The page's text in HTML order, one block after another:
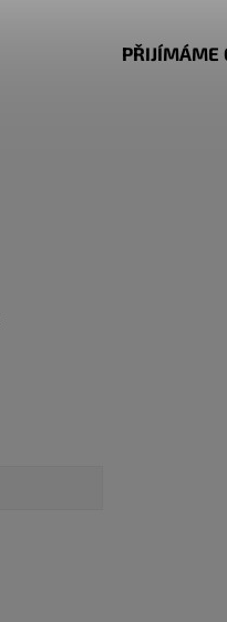
PŘIJÍMÁME